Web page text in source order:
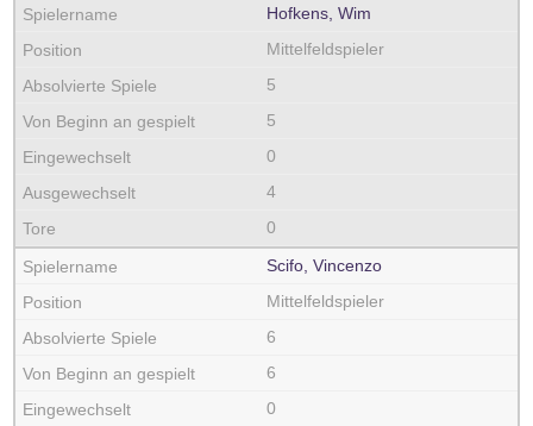
Hofkens, Wim
Mittelfeldspieler
5
5
0
4
0
Scifo, Vincenzo
Mittelfeldspieler
6
6
0